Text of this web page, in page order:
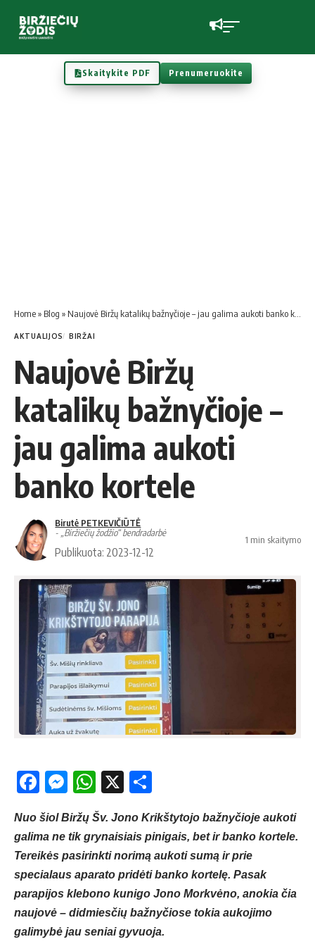
Skaitykite PDF Prenumeruokite
Home» Blog » Naujovė Biržų katalikų bažnyčioje – jau galima aukoti banko kortele
AKTUALIJOS BIRŽAI
Naujovė Biržų
katalikų bažnyčioje –
jau galima aukoti
banko kortele
Birutė PETKEVIČIŪTĖ
- „Biržiečių žodžio“ bendradarbė
Publikuota: 2023-12-12
1 min skaitymo
Facebook
Messenger
WhatsApp
X
Nuo šiol Biržų Šv. Jono Krikštytojo bažnyčioje aukoti
galima ne tik grynaisiais pinigais, bet ir banko kortele.
Tereikės pasirinkti norimą aukoti sumą ir prie
specialaus aparato pridėti banko kortelę. Pasak
parapijos klebono kunigo Jono Morkvėno, anokia čia
naujovė – didmiesčių bažnyčiose tokia aukojimo
galimybė jau seniai gyvuoja.